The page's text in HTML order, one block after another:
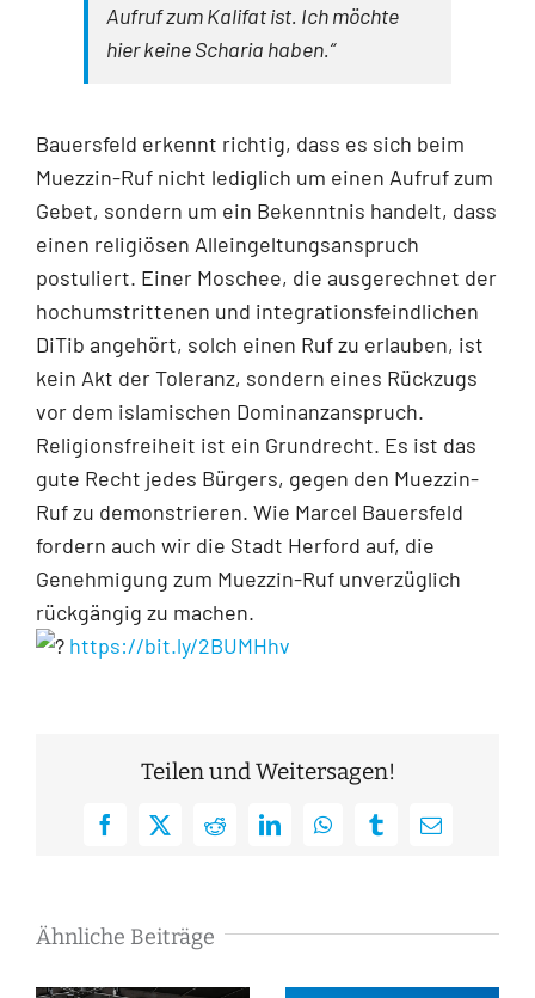
Aufruf zum Kalifat ist. Ich möchte
hier keine Scharia haben.“
Bauersfeld erkennt richtig, dass es sich beim
Muezzin-Ruf nicht lediglich um einen Aufruf zum
Gebet, sondern um ein Bekenntnis handelt, dass
einen religiösen Alleingeltungsanspruch
postuliert. Einer Moschee, die ausgerechnet der
hochumstrittenen und integrationsfeindlichen
DiTib angehört, solch einen Ruf zu erlauben, ist
kein Akt der Toleranz, sondern eines Rückzugs
vor dem islamischen Dominanzanspruch.
Religionsfreiheit ist ein Grundrecht. Es ist das
gute Recht jedes Bürgers, gegen den Muezzin-
Ruf zu demonstrieren. Wie Marcel Bauersfeld
fordern auch wir die Stadt Herford auf, die
Genehmigung zum Muezzin-Ruf unverzüglich
rückgängig zu machen.
https://bit.ly/2BUMHhv
Teilen und Weitersagen!
Facebook
X RedditLinkedInWhatsAppTumblrE-
Ähnliche Beiträge